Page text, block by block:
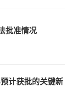
批准情况
计获批的关键新